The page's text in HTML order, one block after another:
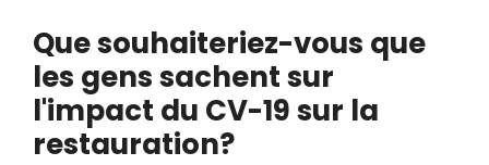
Que souhaiteriez-vous que
les gens sachent sur
l'impact du CV-19 sur la
restauration?